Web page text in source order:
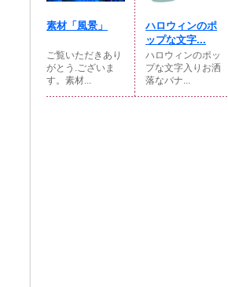
素材「風景」
ご覧いただきあり
がとう.ございま
す。素材...
ハロウィンのポ
ップな文字...
ハロウィンのポッ
プな文字入りお洒
落なバナ...